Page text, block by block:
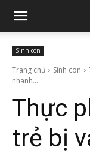
Sinh con
Trang chủ Sinh con
nhanh...
Thực
trẻ bị